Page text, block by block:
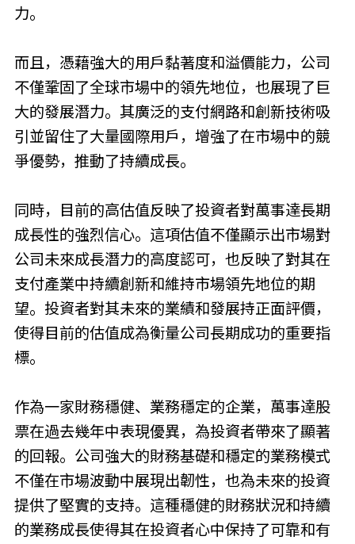
力。
而且，憑藉強大的用戶黏著度和溢價能力，公司
不僅鞏固了全球市場中的領先地位，也展現了巨
大的發展潛力。其廣泛的支付網路和創新技術吸
引並留住了大量國際用戶，增強了在市場中的競
爭優勢，推動了持續成長。
同時，目前的高估值反映了投資者對萬事達長期
成長性的強烈信心。這項估值不僅顯示出市場對
公司未來成長潛力的高度認可，也反映了對其在
支付產業中持續創新和維持市場領先地位的期
望。投資者對其未來的業績和發展持正面評價，
使得目前的估值成為衡量公司長期成功的重要指
標。
作為一家財務穩健、業務穩定的企業，萬事達股
票在過去幾年中表現優異，為投資者帶來了顯著
的回報。公司強大的財務基礎和穩定的業務模式
不僅在市場波動中展現出韌性，也為未來的投資
提供了堅實的支持。這種穩健的財務狀況和持續
的業務成長使得其在投資者心中保持了可靠和有